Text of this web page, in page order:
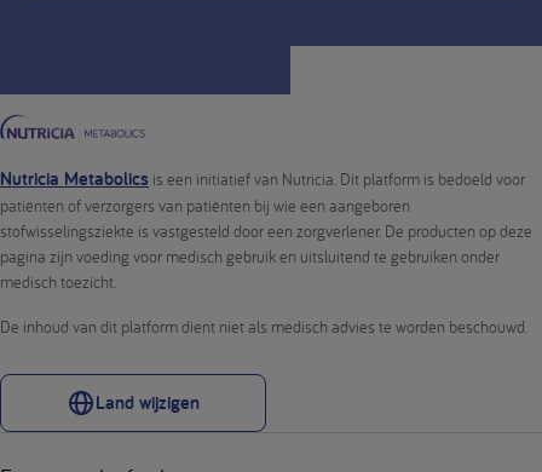
Nutricia Metabolics is een initiatief van Nutricia. Dit platform is bedoeld voor
patiënten of verzorgers van patiënten bij wie een aangeboren
stofwisselingsziekte is vastgesteld door een zorgverlener. De producten op deze
pagina zijn voeding voor medisch gebruik en uitsluitend te gebruiken onder
medisch toezicht.
De inhoud van dit platform dient niet als medisch advies te worden beschouwd.
Land wijzigen